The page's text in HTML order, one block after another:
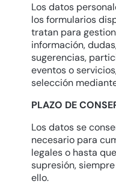
Los datos
los formularios
tratan para
información,
sugerencias,
eventos o
selección
PLAZO DE
Los datos se
necesario para
legales o hasta
supresión,
ello.